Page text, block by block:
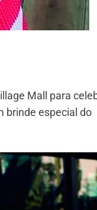
Mall para
brinde especial do